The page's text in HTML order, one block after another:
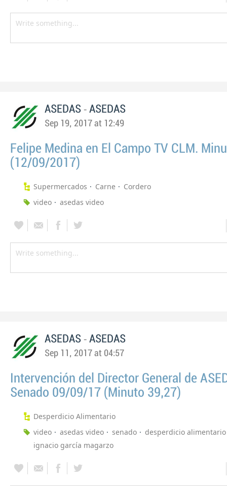
ASEDAS - ASEDAS
Sep 19, 2017 at 12:49
Felipe Medina en El Campo TV CLM.
(12/09/2017)
Supermercados Carne
Cordero
video
asedas video
ASEDAS - ASEDAS
Sep 11, 2017 at 04:57
Intervención del Director General de
Senado 09/09/17 (Minuto 39,27)
Desperdicio Alimentario
video
asedas video senado
desperdicio alimentario
ignacio garcía magarzo